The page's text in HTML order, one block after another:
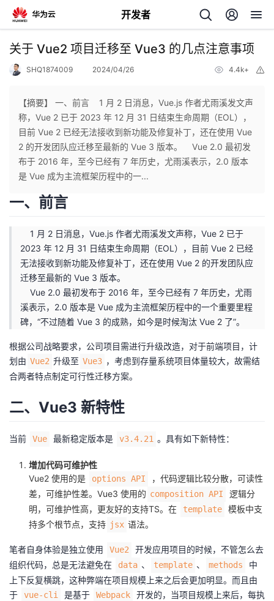
开发者
返
个
人
主
我
的
发
我
博
客
的
论
坛
我
的
圈
子
我
的
直
我
的
动
我
关
注
开
发
的
Programs
我
的
关于 Vue2 项目迁移至 Vue3 的几点注意事项
SHQ1874009 2024/04/26 4.4k+
【摘要】 一、前言 1 月 2 日消息，Vue.js 作者尤雨溪发文声
称，Vue 2 已于 2023 年 12 月 31 日结束生命周期（EOL），
目前 Vue 2 已经无法接收到新功能及修复补丁，还在使用 Vue
2 的开发团队应迁移至最新的 Vue 3 版本。 Vue 2.0 最初发
布于 2016 年，至今已经有 7 年历史，尤雨溪表示，2.0 版本
是 Vue 成为主流框架历程中的一...
一、前言
1 月 2 日消息，Vue.js 作者尤雨溪发文声称，Vue 2 已于
2023 年 12 月 31 日结束生命周期（EOL），目前 Vue 2 已经
无法接收到新功能及修复补丁，还在使用 Vue 2 的开发团队应
迁移至最新的 Vue 3 版本。
Vue 2.0 最初发布于 2016 年，至今已经有 7 年历史，尤雨
溪表示，2.0 版本是 Vue 成为主流框架历程中的一个重要里程
碑，“不过随着 Vue 3 的成熟，如今是时候淘汰 Vue 2 了”。
根据公司战略要求，公司项目需进行升级改造，对于前端项目，计
划由 Vue2 升级至 Vue3 ，考虑到存量系统项目体量较大，故需结
合两者特点制定可行性迁移方案。
二、Vue3 新特性
当前 Vue 最新稳定版本是 v3.4.21 。具有如下新特性：
增加代码可维护性
Vue2 使用的是
options API
，代码逻辑比较分散，可读性
差，可维护性差。Vue3 使用的 composition API
逻辑分
明，可维护性高，更友好的支持TS。在
template
模板中支
持多个根节点，支持 jsx 语法。
笔者自身体验是独立使用 Vue2
开发应用项目的时候，不管怎么去
组织代码，总是无法避免在
data 、 template 、 methods
中
上下反复横跳，这种弊端在项目规模上来之后会更加明显。而且由
于
vue-cli 是基于 Webpack
开发的，当项目规模上来后，每执